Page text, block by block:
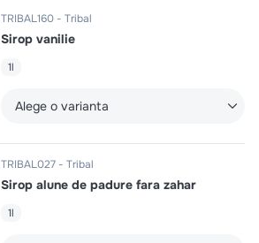
TRIBAL160 Tribal
Sirop vanilie
1l
Alege o varianta
TRIBAL027 Tribal
Sirop alune de padure fara zahar
1l